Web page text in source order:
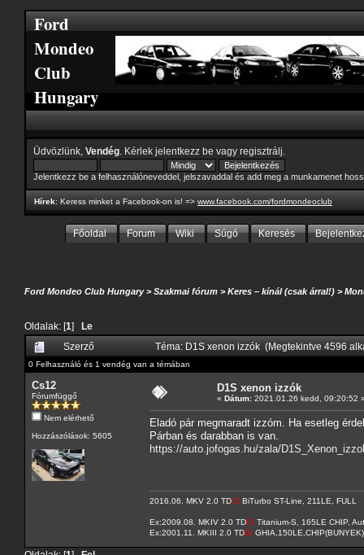
Ford
Mondeo
Club
Hungary
Üdvözlünk, Vendég . Kérlek jelentkezz be vagy regisztrálj
Jelentkezz be a felhasználóneveddel, jelszavaddal és add meg a munkamenet
Hírek: Keress minket a Facebook-on is! => www.facebook.com/fordmondeoclub
Főoldal Forum Wiki Súgó Keresés
Ford Mondeo Club Hungary>Szakmai fórum >Keres – kínál (csak árral!) >
Oldalak: [1] Le
Szerző
Téma: D1S xenon izzók (Megtekintve 4596
0 Felhasználó és 1 vendég van a témában
Cs12
Fórumfüggő
Nem elérhető
Hozzászólások: 5605
D1S xenon izzók
« Dátum: 2021.01.26 kedd, 09:20:52
Eladó pár megmaradt izzóm. Ha esetleg
Párban és darabban is van.
https://auto.jofogas.hu/zala/
2016.06. MKV 2.0 TDCI BiTurbo ST-Line, 211LE, FULL
Ex:2009.08. MKIV 2.0 TDCI Titanium-S, 165LE CHIP,
Ex:2001.11. MKIII 2.0 TDDI